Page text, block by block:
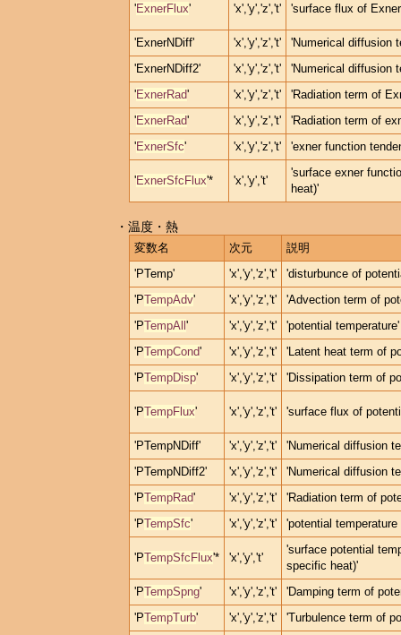
'ExnerFlux' 'x','y','z','t' 'surface flux of
'ExnerNDiff' 'x','y','z','t'
'Numerical diffusion
'ExnerNDiff2'
'x','y','z','t'
'Numerical diffusion
'ExnerRad' 'x','y','z','t'
'Radiation term of
'ExnerRad' 'x','y','z','t'
'Radiation term of
'ExnerSfc' 'x','y','z','t' 'exner function
'ExnerSfcFlux'* 'x','y','t'
'surface exner
heat)'
・温度・熱
変数名 次元
説明
'PTemp'
'x','y','z','t'
'disturbunce of
'PTempAdv' 'x','y','z','t'
'Advection term of
'PTempAll ' 'x','y','z','t'
'potential temperature'
'PTempCond' 'x','y','z','t'
'Latent heat term of
'PTempDisp' 'x','y','z','t' 'Dissipation term of
'PTempFlux' 'x','y','z','t' 'surface flux of
'PTempNDiff' 'x','y','z','t'
'Numerical diffusion
'PTempNDiff2'
'x','y','z','t'
'Numerical diffusion
'PTempRad' 'x','y','z','t'
'Radiation term of
'PTempSfc' 'x','y','z','t' 'potential
'PTempSfcFlux'* 'x','y','t'
'surface potential
specific heat)'
'PTempSpng' 'x','y','z','t'
'Damping term of
'PTempTurb' 'x','y','z','t'
'Turbulence term of